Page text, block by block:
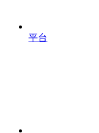
平台